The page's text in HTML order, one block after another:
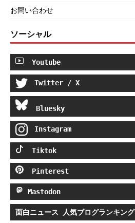
お問い合わせ
ソーシャル
Youtube
Twitter / X
Bluesky
Instagram
Tiktok
Pinterest
Mastodon
面白ニュース 人気ブログランキング